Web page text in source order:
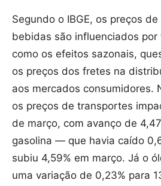
Segundo o IBGE, os preços
bebidas são influenciados
como os efeitos sazonais,
os preços dos fretes na
aos mercados consumidores.
os preços de transportes
de março, com avanço de
gasolina — que havia caído
subiu 4,59% em março. Já o
uma variação de 0,23% para